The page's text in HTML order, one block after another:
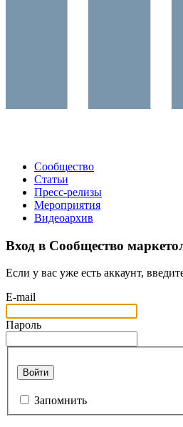
Сообщество
Статьи
Пресс-релизы
Мероприятия
Видеоархив
Вход в Сообщество
Если у вас уже есть аккаунт,
E-mail
Пароль
Войти
Запомнить